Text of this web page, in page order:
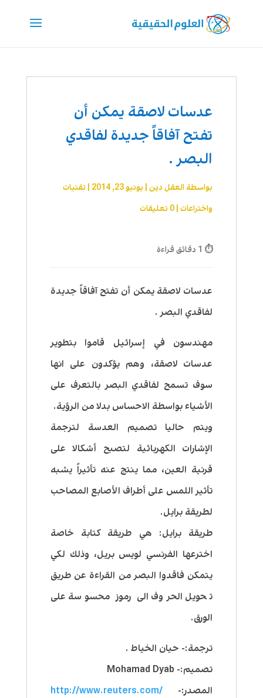
عدسات لاصقة يمكن أن
تفتح آفاقاً جديدة لفاقدي
البصر .
بواسطةالعقل دين| يونيو 23, 2014
تقنیات
واختراعات| 0 تعليقات
⏱ 1 دقائق قراءة
عدسات لاصقة يمكن أن تفتح آفاقاً جديدة
لفاقدي البصر .
مهندسون في إسرائيل قاموا بتطوير
عدسات لاصقة، وهم يؤكدون على انها
سوف تسمح لفاقدي البصر بالتعرف على
الأشياء بواسطة الاحساس بدلا من الرؤية.
ويتم حاليا تصميم العدسة لترجمة
الإشارات الكهربائية لتصبح أشكالا على
قرنية العين، مما ينتج عنه تأثيراً يشبه
تأثير اللمس على أطراف الأصابع المصاحب
لطريقة برايل.
طريقة برايل: هي طريقة كتابة خاصة
اخترعها الفرنسي لويس بريل، وذلك لكي
يتمكن فاقدوا البصر من القراءة عن طريق
تحويل الحروف الى رموز محسوسة على
الورق.
ترجمة:- حيان الخياط .
تصميم:- Mohamad Dyab
المصدر:-http://www.reuters.com/